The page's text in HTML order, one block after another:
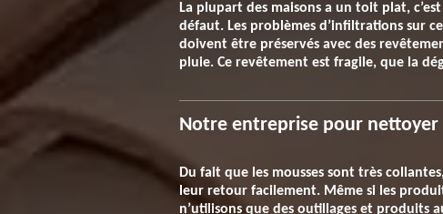
La plupart des maisons a un toit plat,
défaut. Les problèmes d’infiltrations sur
doivent être préservés avec des
pluie. Ce revêtement est fragile, que la
Notre entreprise pour
Du fait que les mousses sont très
leur retour facilement. Même si les
n’utilisons que des outillages et produits